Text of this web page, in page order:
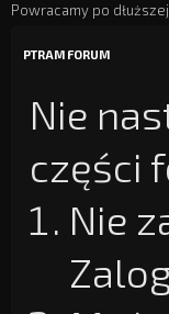
Powracamy po
PTRAM FORUM
Nie
części
Nie